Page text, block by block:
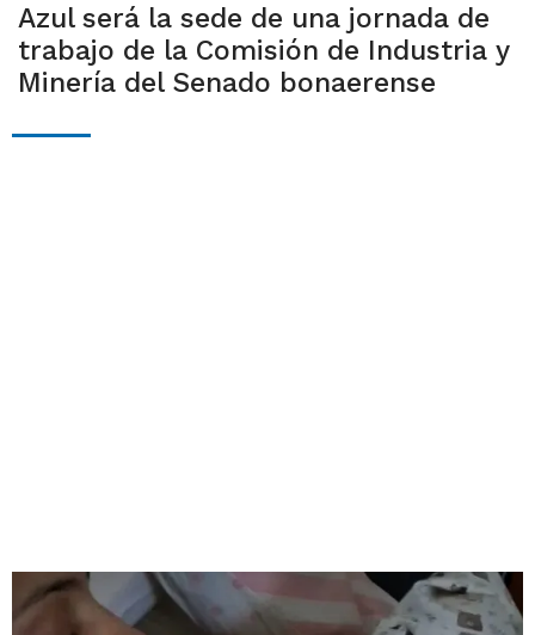
Azul será la sede de una jornada de
trabajo de la Comisión de Industria y
Minería del Senado bonaerense